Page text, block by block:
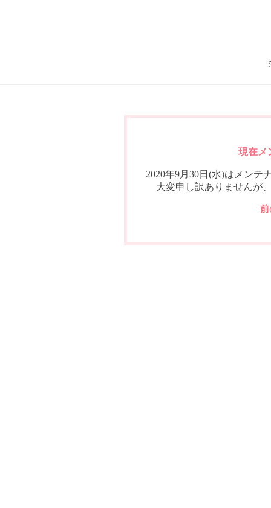
現在メ
2020年9月30日(水)はメンテ
大変申し訳ありませんが
前